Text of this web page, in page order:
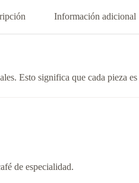
Información adicional
Esto significa que cada pieza
de especialidad.